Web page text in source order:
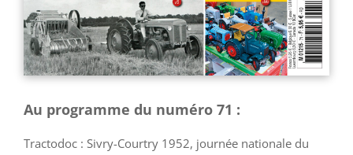
Au programme du numéro 71 :
Tractodoc : Sivry-Courtry 1952, journée nationale du